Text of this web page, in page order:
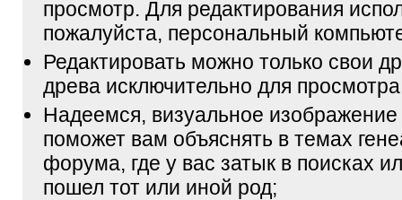
просмотр. Для редактирования
пожалуйста, персональный
Редактировать можно только свои
древа исключительно для
Надеемся, визуальное
поможет вам объяснять в темах
форума, где у вас затык в поисках
пошел тот или иной род;